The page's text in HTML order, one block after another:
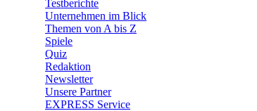
Testberichte
Unternehmen im Blick
Themen von A bis Z
Spiele
Quiz
Redaktion
Newsletter
Unsere Partner
EXPRESS Service